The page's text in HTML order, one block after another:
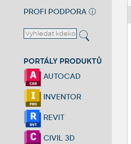
PROFI PODPORA ⓘ
PORTÁLY PRODUKTŮ
AUTOCAD
INVENTOR
REVIT
CIVIL 3D